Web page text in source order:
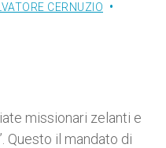
CERNUZIO
missionari zelanti e
Questo il mandato di